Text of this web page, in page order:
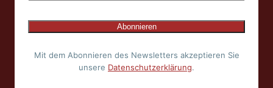
Mit dem Abonnieren des Newsletters akzeptieren Sie
unsere Datenschutzerklärung.